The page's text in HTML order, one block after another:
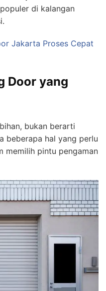
di kalangan
Jakarta Proses Cepat
Door yang
bukan berarti
beberapa hal yang perlu
memilih pintu pengaman